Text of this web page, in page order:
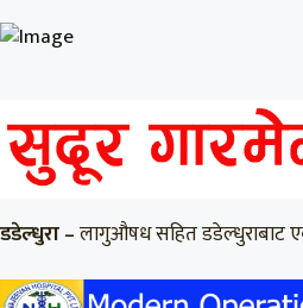
डडेल्धुरा –लागुऔषध सहित डडेल्धुराबाट